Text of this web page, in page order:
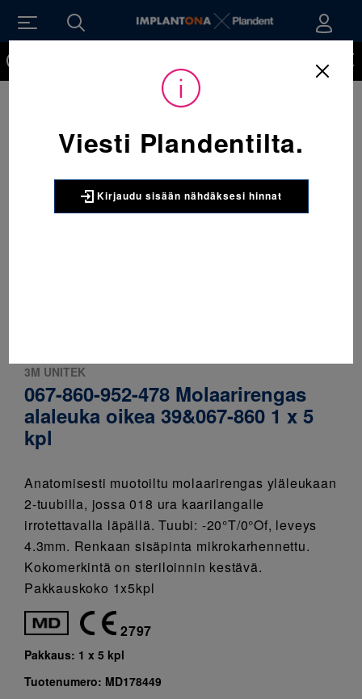
3M UNITEK
067-860-952-478 Molaarirengas
alaleuka oikea 39&067-860 1 x 5
kpl
Anatomisesti muotoiltu molaarirengas yläleukaan
2-tuubilla, jossa 018 ura kaarilangalle
irrotettavalla läpällä. Tuubi: -20°T/0°Of, leveys
4.3mm. Renkaan sisäpinta mikrokarhennettu.
Kokomerkintä on steriloinnin kestävä.
Pakkauskoko 1x5kpl
2797
Pakkaus: 1 x 5 kpl
Tuotenumero: MD178449
Viesti Plandentilta.
Kirjaudu sisään nähdäksesi hinnat